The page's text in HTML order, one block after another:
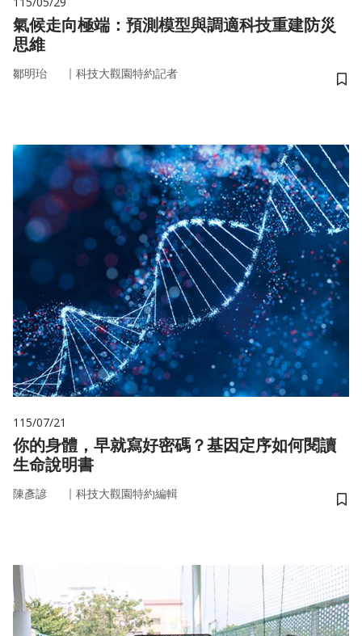
氣候走向極端：預測模型與調適科技重建防災
思維
鄒明珆 ｜ 科技大觀園特約記者
儲
115/07/21
你的身體，早就寫好密碼？基因定序如何閱讀
生命說明書
陳彥諺 ｜ 科技大觀園特約編輯
儲